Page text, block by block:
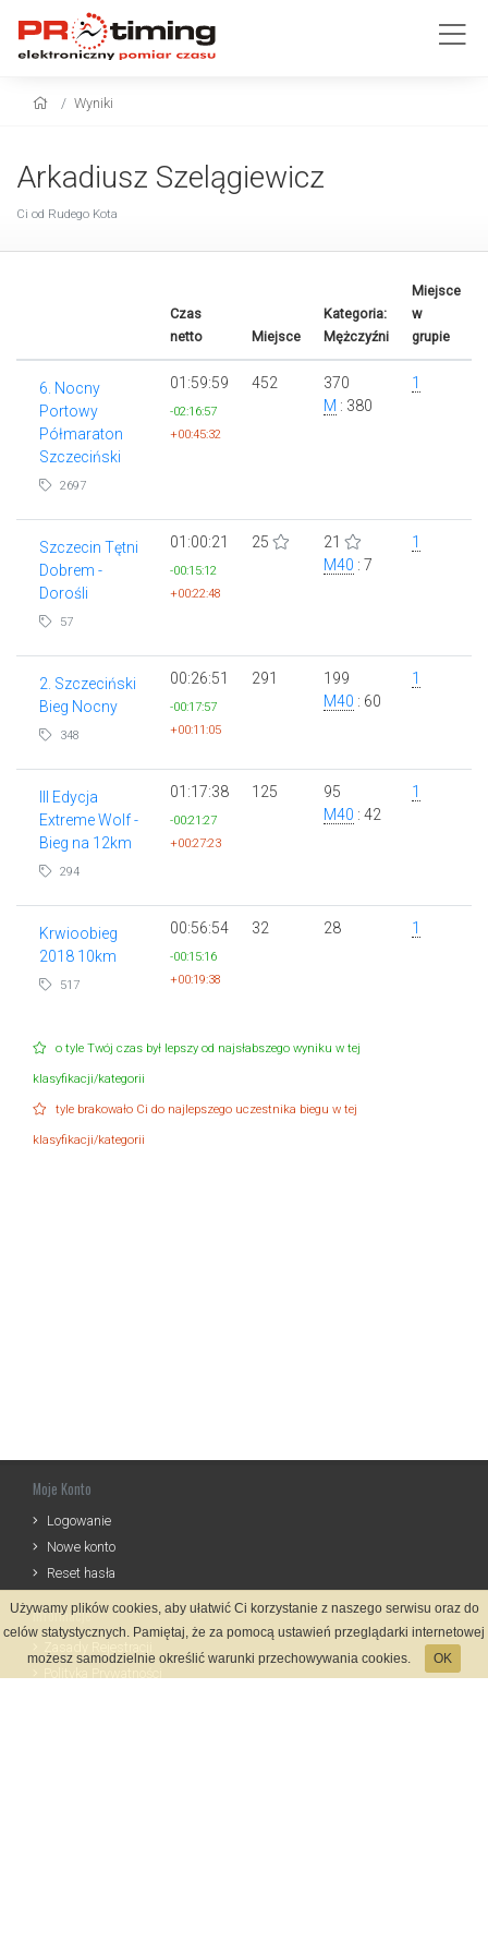
Wyniki
Arkadiusz Szelągiewicz
Ci od Rudego Kota
Czas
netto
Miejsce
Kategoria:
Mężczyźni
Miejsce
w
grupie
6. Nocny
Portowy
Półmaraton
Szczeciński
2697
01:59:59
-02:16:57
+00:45:32
452
370
M : 380
1
Szczecin Tętni
Dobrem -
Dorośli
57
01:00:21
-00:15:12
+00:22:48
25
21
M40 : 7
1
2. Szczeciński
Bieg Nocny
348
00:26:51
-00:17:57
+00:11:05
291
199
M40 : 60
1
III Edycja
Extreme Wolf -
Bieg na 12km
294
01:17:38
-00:21:27
+00:27:23
125
95
M40 : 42
1
Krwioobieg
2018 10km
517
00:56:54
-00:15:16
+00:19:38
32 28 1
o tyle Twój czas był lepszy od najsłabszego wyniku w tej
klasyfikacji/kategorii
tyle brakowało Ci do najlepszego uczestnika biegu w tej
klasyfikacji/kategorii
Moje Konto
Logowanie
Nowe konto
Reset hasła
Informacje
Używamy plików cookies, aby ułatwić Ci korzystanie z naszego serwisu oraz do
celów statystycznych. Pamiętaj, że za pomocą ustawień przeglądarki internetowej
możesz samodzielnie określić warunki przechowywania cookies.
OK